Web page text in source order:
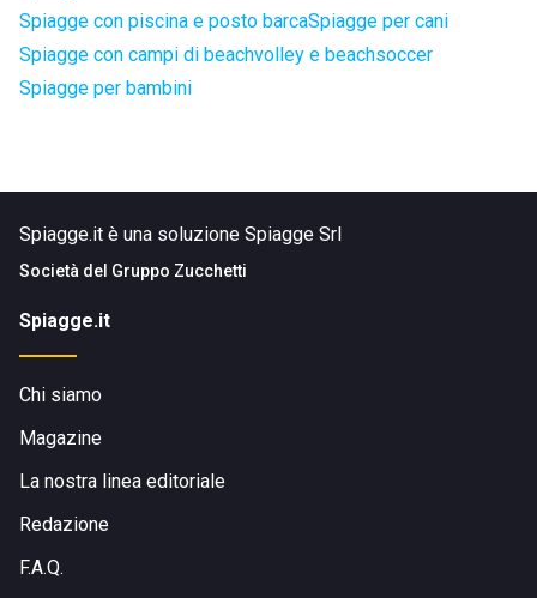
Spiagge con piscina e posto barcaSpiagge per cani
Spiagge con campi di beachvolley e beachsoccer
Spiagge per bambini
Spiagge.it è una soluzione Spiagge Srl
Società del Gruppo Zucchetti
Spiagge.it
Chi siamo
Magazine
La nostra linea editoriale
Redazione
F.A.Q.